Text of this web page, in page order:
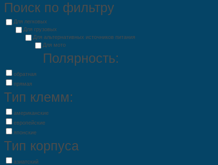
Поиск по фильтру
Для легковых
Для грузовых
Для альтернативных источников питания
Для мото
Полярность:
обратная
прямая
Тип клемм:
американские
европейские
японские
Тип корпуса
азиатский